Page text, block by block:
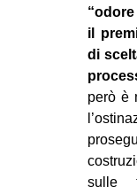
il
di
però è
sulle